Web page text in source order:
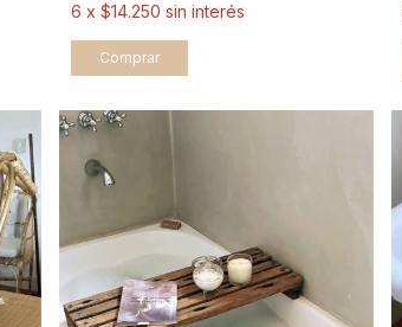
6 x $14.250 sin interés